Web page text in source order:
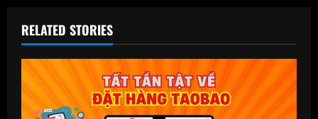
a
v
i
g
RELATED STORIES